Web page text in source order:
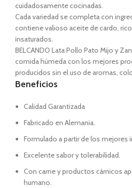
cuidadosamente cocinadas.
Cada variedad se completa con
contiene valioso aceite de cardo,
insaturados.
BELCANDO Lata Pollo Pato Mijo y
comida húmeda con los mejores
producidos sin el uso de aromas,
Beneficios
Calidad Garantizada
Fabricado en Alemania.
Formulado a partir de los mejores
Excelente sabor y tolerabilidad.
Con carne y productos cárnicos
humano.